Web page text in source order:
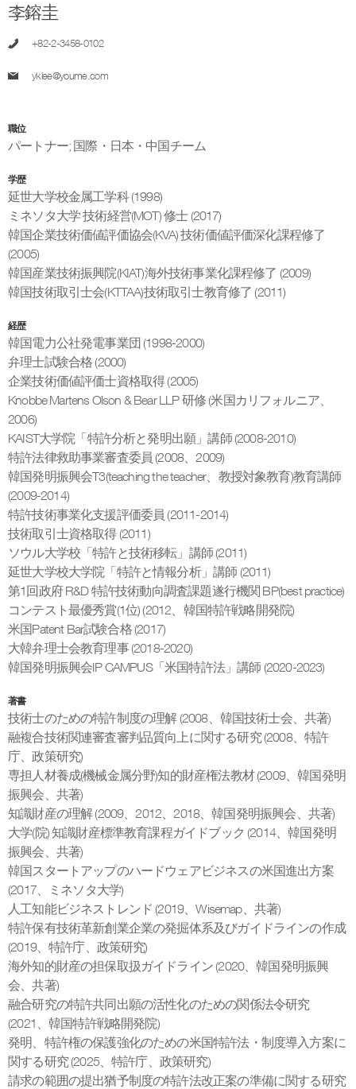
李鎔圭
+82-2-3458-0102
yklee@youme.com
職位
パートナー; 国際・日本・中国チーム
学歴
延世大学校金属工学科 (1998)
ミネソタ大学 技術経営(MOT) 修士 (2017)
韓国企業技術価値評価協会(KVA) 技術価値評価深化課程修了
(2005)
韓国産業技術振興院(KIAT)海外技術事業化課程修了 (2009)
韓国技術取引士会(KTTAA)技術取引士教育修了 (2011)
経歴
韓国電力公社発電事業団 (1998-2000)
弁理士試験合格 (2000)
企業技術価値評価士資格取得 (2005)
Knobbe Martens Olson & Bear LLP 研修 (米国カリフォルニア、
2006)
KAIST大学院「特許分析と発明出願」講師 (2008-2010)
特許法律救助事業審査委員 (2008、2009)
韓国発明振興会T3(teaching the teacher、教授対象教育)教育講師
(2009-2014)
特許技術事業化支援評価委員 (2011-2014)
技術取引士資格取得 (2011)
ソウル大学校「特許と技術移転」講師 (2011)
延世大学校大学院「特許と情報分析」講師 (2011)
第1回政府 R&D 特許技術動向調査課題遂行機関 BP(best practice)
コンテスト最優秀賞(1位) (2012、韓国特許戦略開発院)
米国Patent Bar試験合格 (2017)
大韓弁理士会教育理事 (2018-2020)
韓国発明振興会IP CAMPUS「米国特許法」講師 (2020-2023)
著書
技術士のための特許制度の理解 (2008、韓国技術士会、共著)
融複合技術関連審査審判品質向上に関する研究 (2008、特許
庁、政策研究)
専担人材養成(機械金属分野)知的財産権法教材 (2009、韓国発明
振興会、共著)
知識財産の理解 (2009、2012、2018、韓国発明振興会、共著)
大学(院) 知識財産標準教育課程ガイドブック (2014、韓国発明
振興会、共著)
韓国スタートアップのハードウェアビジネスの米国進出方案
(2017、ミネソタ大学)
人工知能ビジネストレンド (2019、Wisemap、共著)
特許保有技術革新創業企業の発掘体系及びガイドラインの作成
(2019、特許庁、政策研究)
海外知的財産の担保取扱ガイドライン (2020、韓国発明振興
会、共著)
融合研究の特許共同出願の活性化のための関係法令研究
(2021、韓国特許戦略開発院)
発明、特許権の保護強化のための米国特許法・制度導入方案に
関する研究 (2025、特許庁、政策研究)
請求の範囲の提出猶予制度の特許法改正案の準備に関する研究